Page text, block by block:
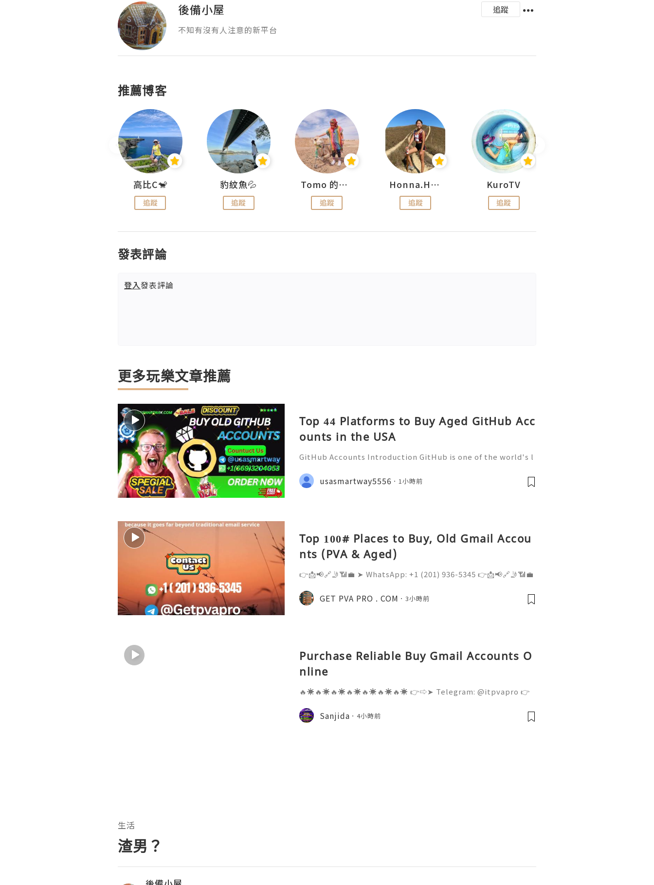
後備小屋
追蹤
不知有沒有人注意的新平台
推薦博客
高比C🐒
追蹤
豹紋魚💦
追蹤
Tomo 的快樂宇宙
追蹤
Honna.H 出走
追蹤
KuroTV
追蹤
發表評論
登入發表評論
更多玩樂文章推薦
Top 44 Platforms to Buy Aged GitHub Acc
ounts in the USA
GitHub Accounts Introduction GitHub is one of the world's l
ions of developers, businesses, startups, and open-source c
ommunities. It is much m
usasmartway5556 1小時前
Top 100# Places to Buy, Old Gmail Accou
nts (PVA & Aged)
👉📩📢🔗🤳📶💼 ➤ WhatsApp: +‪1 (201) 936-5345 👉📩📢🔗🤳📶💼
pro.com Buy Old Gmail Accounts - Premium Aged Gmail PVA
Accounts | Getpvapro.com Discover Reliable Old Gm
GET PVA PRO . COM 3小時前
Purchase Reliable Buy Gmail Accounts O
nline
🔥☀️🔥☀️🔥☀️🔥☀️🔥☀️🔥☀️🔥☀️ 👉⇨➤ Telegram: @itpvapro 👉
ail.com 👉⇨➤ Visit To Website: https://itpvapro.com Gmail i
s one of the most widely used email servi
Sanjida 4小時前
生活
渣男？